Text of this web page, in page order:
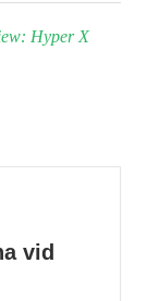
Hyper X
vid